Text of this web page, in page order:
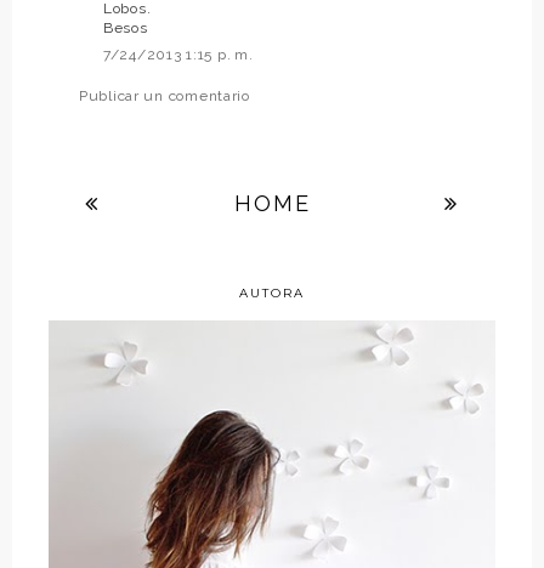
Lobos.
Besos
7/24/2013 1:15 p. m.
Publicar un comentario
HOME
AUTORA